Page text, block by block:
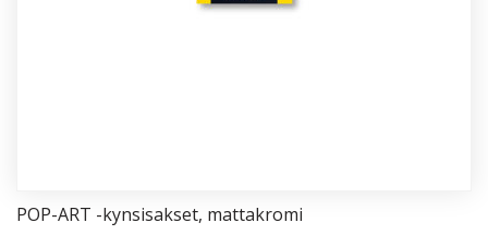
POP-ART -kyn­si­sak­set, mat­tak­ro­mi